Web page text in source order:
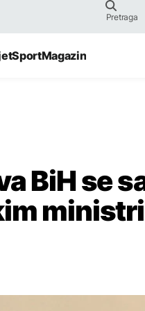
SportMagazin
BiH se